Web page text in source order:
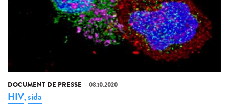
DOCUMENT DE PRESSE 08.10.2020
HIV,sida